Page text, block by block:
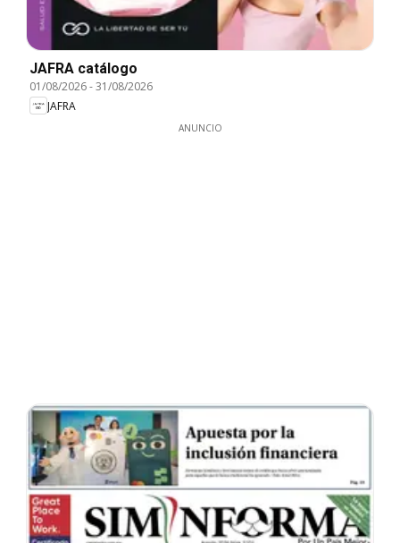
JAFRA catálogo
01/08/2026-31/08/2026
JAFRA
ANUNCIO